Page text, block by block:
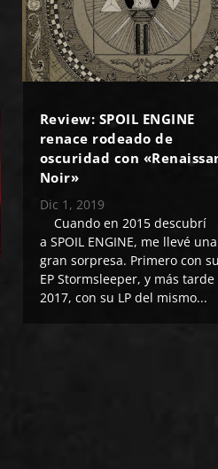
Review: SPOIL ENGINE
renace rodeado de
oscuridad con
Noir»
Dic 1, 2019
Cuando en 2015 descubrí
a SPOIL ENGINE, me llevé una
gran sorpresa. Primero con su
EP Stormsleeper, y más tarde
2017, con su LP del mismo...